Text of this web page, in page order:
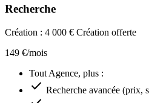
Recherche
Création : 4 000 € Création offerte
149 €/mois
Tout Agence, plus :
check Recherche avancée (prix,